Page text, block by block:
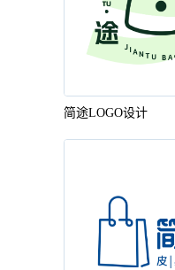
简途LOGO设计